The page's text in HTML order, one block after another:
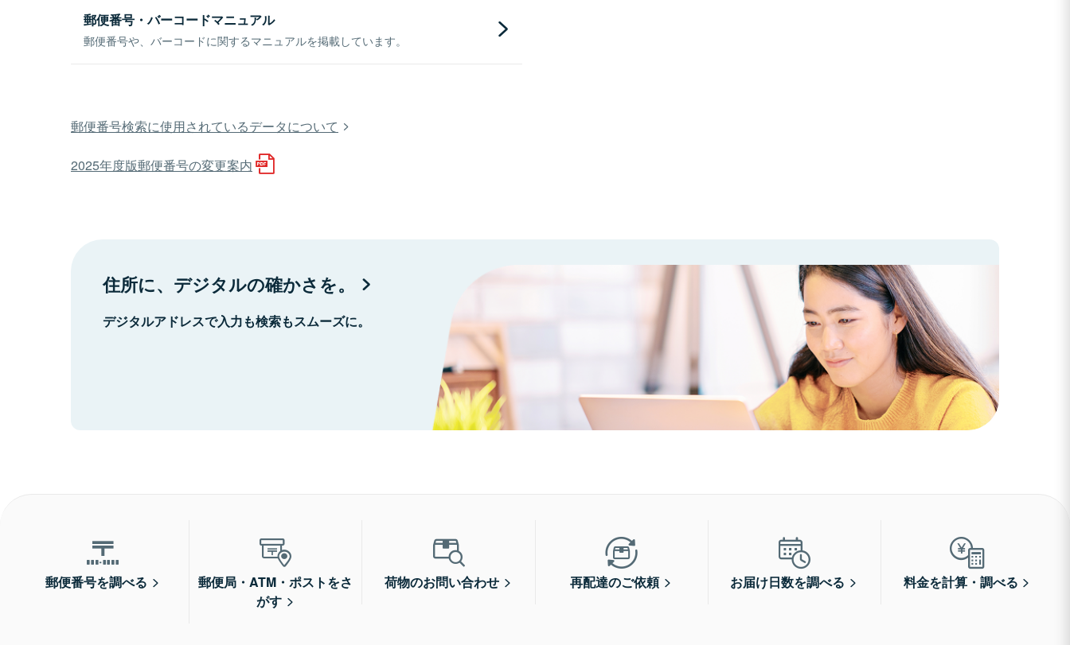
郵便番号・バーコードマニュアル
郵便番号や、バーコードに関するマニュアルを掲載しています。
郵便番号検索に使用されているデータについて
2025年度版郵便番号の変更案内
住所に、デジタルの確かさを。
デジタルアドレスで入力も検索もスムーズに。
郵便番号を調べる
郵便局・ATM・ポストをさ
がす
荷物のお問い合わせ 再配達のご依頼 お届け日数を調べる 料金を計算・調べる